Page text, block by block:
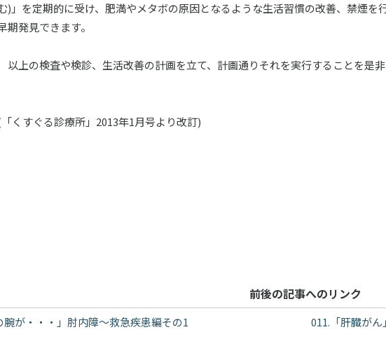
)」を定期的に受け、肥満やメタボの原因となるような生活習慣の改善、禁煙
期発見できます。
以上の検査や検診、生活改善の計画を立て、計画通りそれを実行することを是非
くすぐる診療所」2013年1月号より改訂)
前後の記事へのリンク
腕が・・・」肘内障〜救急疾患編その1
011.「肝臓が